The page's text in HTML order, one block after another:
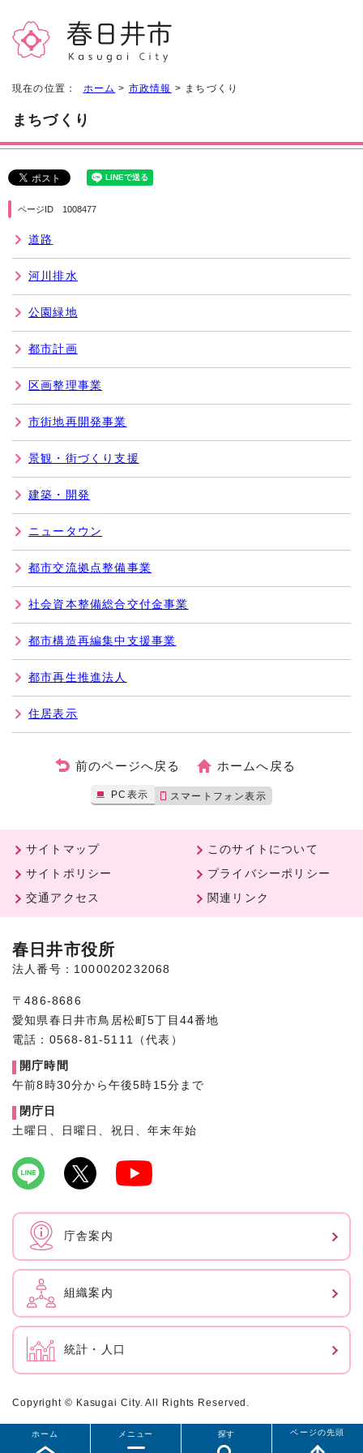
現在の位置： ホーム > 市政情報 > まちづくり
まちづくり
ページID 1008477
道路
河川排水
公園緑地
都市計画
区画整理事業
市街地再開発事業
景観・街づくり支援
建築・開発
ニュータウン
都市交流拠点整備事業
社会資本整備総合交付金事業
都市構造再編集中支援事業
都市再生推進法人
住居表示
前のページへ戻る ホームへ戻る
PC表示 スマートフォン表示
メニュー
ホーム 探す ページの先頭
サイトマップ
このサイトについて
サイトポリシー
プライバシーポリシー
交通アクセス
関連リンク
春日井市役所
法人番号：1000020232068
〒486-8686
愛知県春日井市鳥居松町5丁目44番地
電話：0568-81-5111（代表）
開庁時間
午前8時30分から午後5時15分まで
閉庁日
土曜日、日曜日、祝日、年末年始
庁舎案内
組織案内
統計・人口
Copyright © Kasugai City. All Rights Reserved.